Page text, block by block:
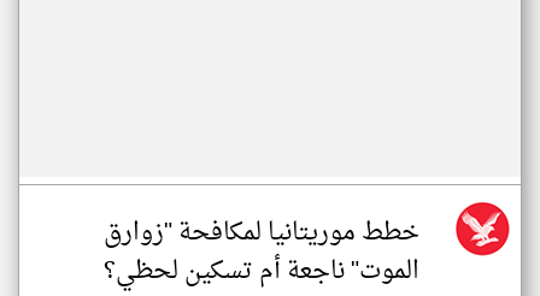
خطط موريتانيا لمكافحة "زوارق
الموت" ناجعة أم تسكين لحظي؟